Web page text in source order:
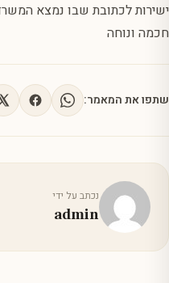
ישירות לכתובת שבו נמצא
חכמה ונוחה
שתפו את המאמר:
נכתב על ידי
admin